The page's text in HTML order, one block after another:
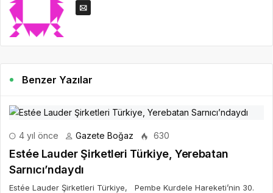
Benzer Yazılar
4 yıl önce Gazete Boğaz 630
Estée Lauder Şirketleri Türkiye, Yerebatan
Sarnıcı’ndaydı
Estée Lauder Şirketleri Türkiye, Pembe Kurdele Hareketi’nin 30.